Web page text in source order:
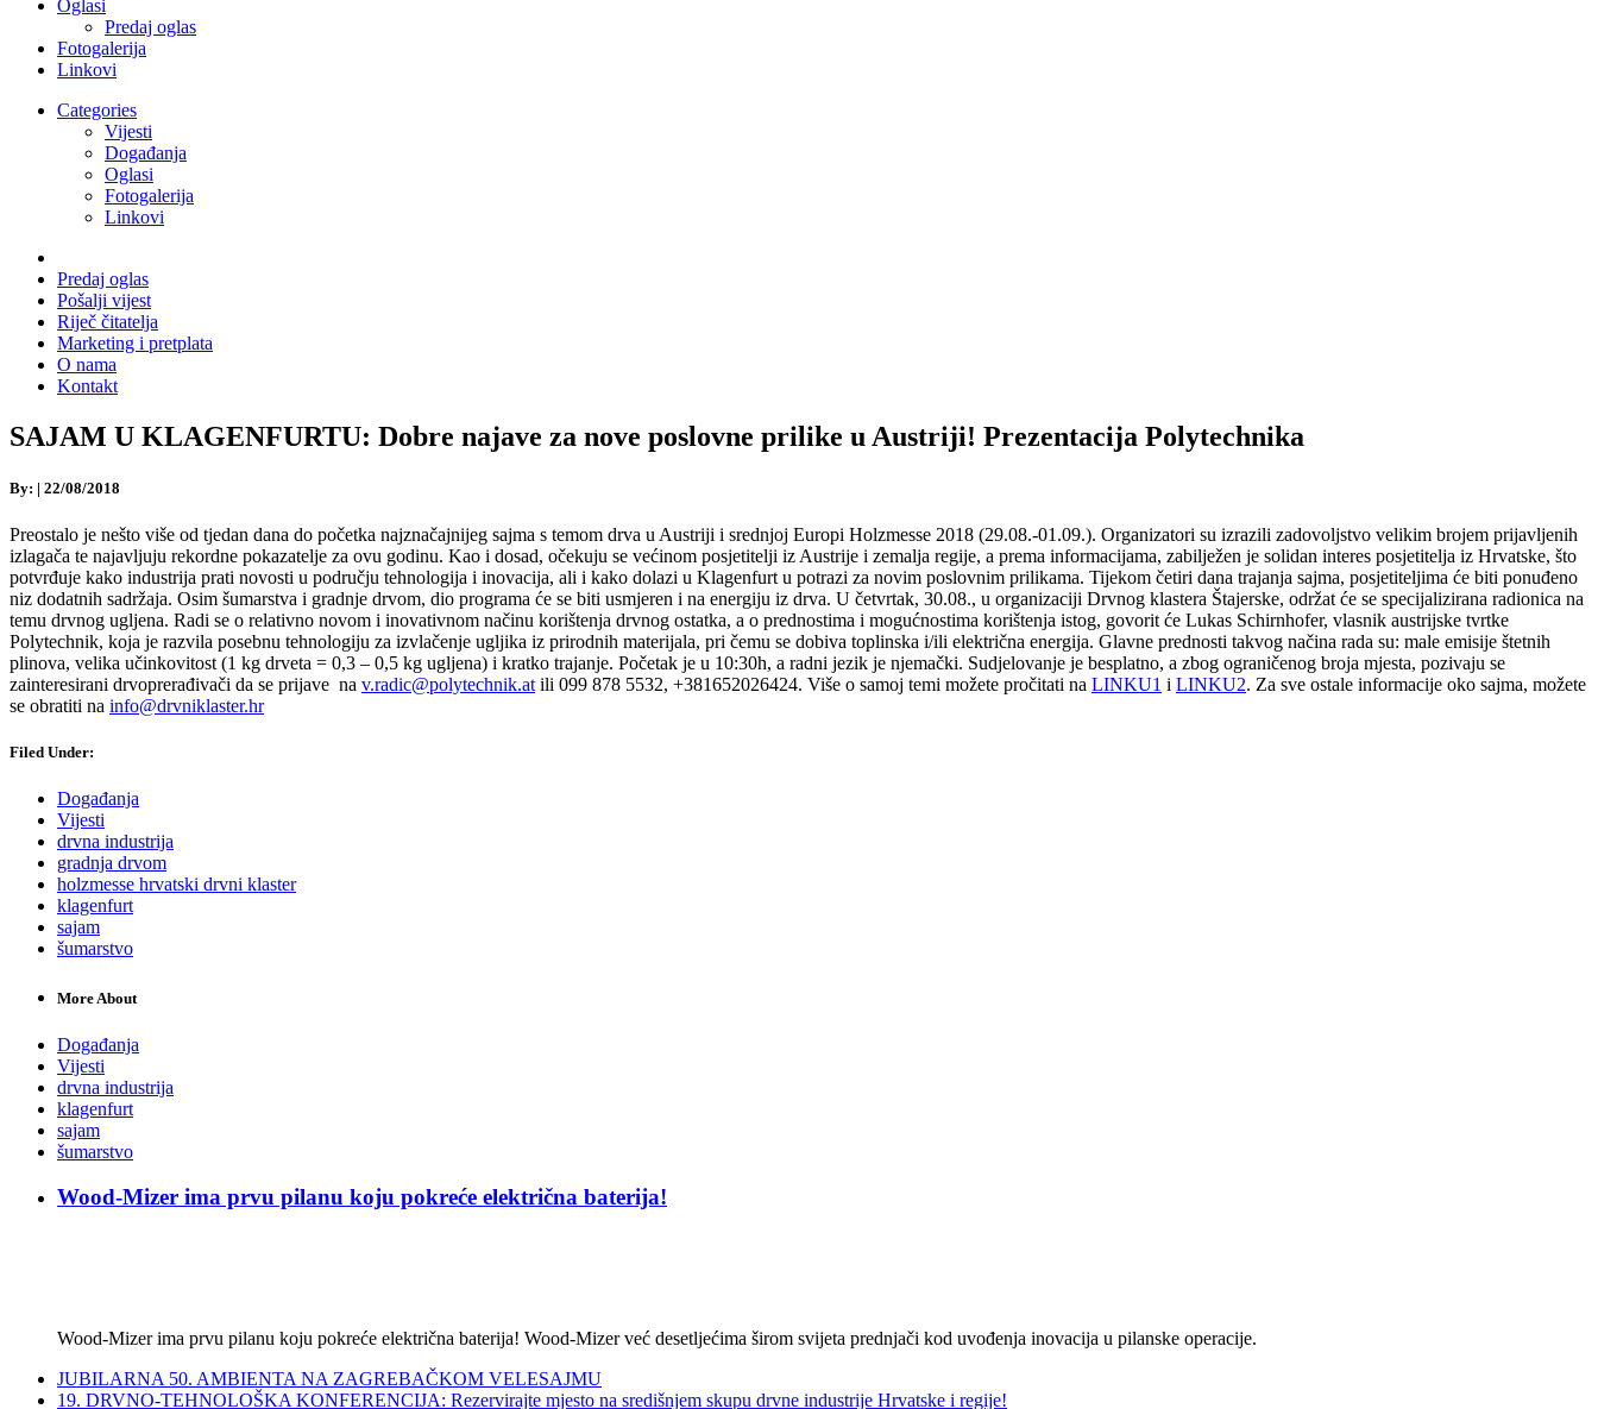
Oglasi
Predaj oglas
Fotogalerija
Linkovi
Categories
Vijesti
Događanja
Oglasi
Fotogalerija
Linkovi
Predaj oglas
Pošalji vijest
Riječ čitatelja
Marketing i pretplata
O nama
Kontakt
SAJAM U KLAGENFURTU: Dobre najave za nove poslovne prilike u Austriji! Prezentacija Polytechnika
By: | 22/08/2018
Preostalo je nešto više od tjedan dana do početka najznačajnijeg sajma s temom drva u Austriji i srednjoj Europi Holzmesse 2018 (29.08.-01.09.). Organizatori su izrazili zadovoljstvo velikim brojem prijavljenih
izlagača te najavljuju rekordne pokazatelje za ovu godinu. Kao i dosad, očekuju se većinom posjetitelji iz Austrije i zemalja regije, a prema informacijama, zabilježen je solidan interes posjetitelja iz Hrvatske, što
potvrđuje kako industrija prati novosti u području tehnologija i inovacija, ali i kako dolazi u Klagenfurt u potrazi za novim poslovnim prilikama. Tijekom četiri dana trajanja sajma, posjetiteljima će biti ponuđeno
niz dodatnih sadržaja. Osim šumarstva i gradnje drvom, dio programa će se biti usmjeren i na energiju iz drva. U četvrtak, 30.08., u organizaciji Drvnog klastera Štajerske, održat će se specijalizirana radionica na
temu drvnog ugljena. Radi se o relativno novom i inovativnom načinu korištenja drvnog ostatka, a o prednostima i mogućnostima korištenja istog, govorit će Lukas Schirnhofer, vlasnik austrijske tvrtke
Polytechnik, koja je razvila posebnu tehnologiju za izvlačenje ugljika iz prirodnih materijala, pri čemu se dobiva toplinska i/ili električna energija. Glavne prednosti takvog načina rada su: male emisije štetnih
plinova, velika učinkovitost (1 kg drveta = 0,3 – 0,5 kg ugljena) i kratko trajanje. Početak je u 10:30h, a radni jezik je njemački. Sudjelovanje je besplatno, a zbog ograničenog broja mjesta, pozivaju se
zainteresirani drvoprerađivači da se prijave na v.radic@polytechnik.at ili 099 878 5532, +381652026424. Više o samoj temi možete pročitati na LINKU1 i LINKU2. Za sve ostale informacije oko sajma, možete
se obratiti na info@drvniklaster.hr
Filed Under:
Događanja
Vijesti
drvna industrija
gradnja drvom
holzmesse hrvatski drvni klaster
klagenfurt
sajam
šumarstvo
More About
Događanja
Vijesti
drvna industrija
klagenfurt
sajam
šumarstvo
Wood-Mizer ima prvu pilanu koju pokreće električna baterija!
Wood-Mizer ima prvu pilanu koju pokreće električna baterija! Wood-Mizer već desetljećima širom svijeta prednjači kod uvođenja inovacija u pilanske operacije.
JUBILARNA 50. AMBIENTA NA ZAGREBAČKOM VELESAJMU
19. DRVNO-TEHNOLOŠKA KONFERENCIJA: Rezervirajte mjesto na središnjem skupu drvne industrije Hrvatske i regije!